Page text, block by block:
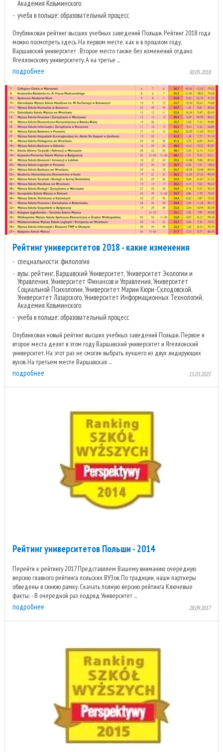
Академия Козьминского
учеба в польше: образовательный процесс
Опубликован рейтинг высших учебных заведений Польши. Рейтинг 2018 года
можно посмотреть здесь. На первом месте, как и в прошлом году,
Варшавский университет . Второе место также без изменений отдано
Ягеллонскому университету. А на третье ...
подробнее 30.05.2018
Рейтинг университетов 2018 - какие изменения
специальности: филология
вузы: рейтинг, Варшавский Университет, Университет Экологии и
Управления, Университет Финансов и Управления, Университет
Социальной Психологии, Университет Марии Кюри-Склодовской,
Университет Лазарского, Университет Информационных Технологий,
Академия Козьминского
учеба в польше: образовательный процесс
Опубликован новый рейтинг высших учебных заведений Польши. Первое и
второе места делят в этом году Варшавский университет и Ягеллонский
университет. На этот раз не смогли выбрать лучшего из двух лидирующих
вузов. На третьем месте Варшавская ...
подробнее 15.03.2021
Рейтинг университетов Польши - 2014
Перейти к рейтингу 2017 Представляем Вашему вниманию очередную
версию главного рейтинга польских ВУЗов. По традиции, наши партнеры
обведены в синюю рамку. Скачать полную версию рейтинга Ключевые
факты: - В очередной раз подряд Университет ...
подробнее 28.09.2017